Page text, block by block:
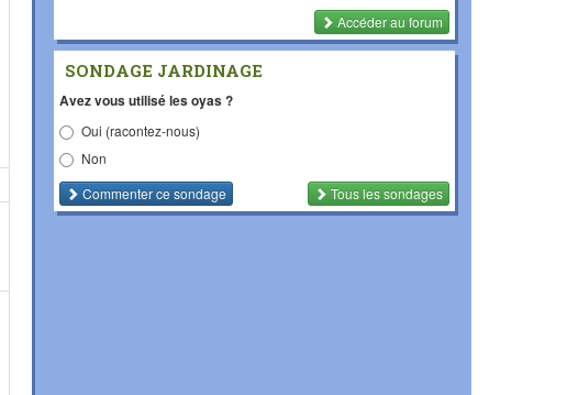
Accéder au forum
SONDAGE JARDINAGE
Avez vous utilisé les oyas ?
Oui (racontez-nous)
Non
Commenterce sondage Tous les sondages